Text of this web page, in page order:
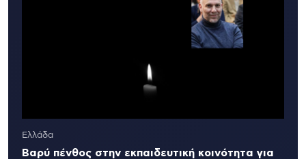
Ελλάδα
Βαρύ πένθος στην εκπαιδευτική κοινότητα για